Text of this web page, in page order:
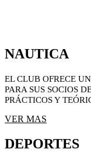
NAUTICA
EL CLUB OFRECE
PARA SUS SOCIOS
PRÁCTICOS Y
VER MAS
DEPORTES